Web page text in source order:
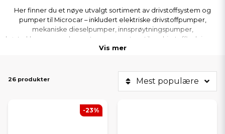
Her finner du et nøye utvalgt sortiment av drivstoffsystem og
pumper til Microcar – inkludert elektriske drivstoffpumper,
mekaniske dieselpumper, innsprøytningspumper,
høytrykkspumper, dyser, stoppmagnetventiler, drivstoffledninger,
tankarmaturer og rørdeler.
motorer som Microcar kan være utstyrt med – Lombardini DCI
(442/492), LDW502 Progress / FOCS ACT og Yanmar 2TNE68.
Vis mer
26 produkter Mest populære
-23%